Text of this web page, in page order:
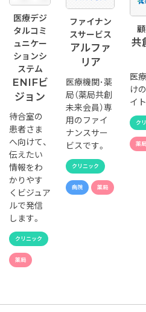
医療デジ
タルコミ
ュニケー
ションシ
ステム
ENIFビ
ジョン
待合室の
患者さま
へ向けて、
伝えたい
情報をわ
かりやす
くビジュア
ルで発信
します。
クリニック
薬局
ファイナン
スサービス
アルファ
リア
医療機関･薬
局（薬局共創
未来会員）専
用のファイ
ナンスサー
ビスです。
クリニック
病院 薬局
共
医
け
イ
ク
薬局